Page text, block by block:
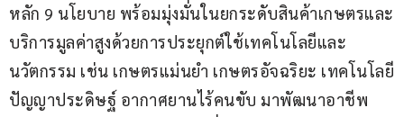
หลัก 9 นโยบาย พร้อมมุ่งมั่นในยกระดับสินค้าเกษตรและ
บริการมูลค่าสูงด้วยการประยุกต์ใช้เทคโนโลยีและ
นวัตกรรม เช่น เกษตรแม่นยำ เกษตรอัจฉริยะ เทคโนโลยี
ปัญญาประดิษฐ์ อากาศยานไร้คนขับ มาพัฒนาอาชีพ